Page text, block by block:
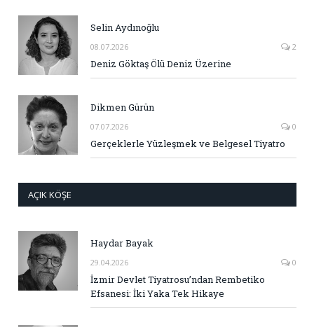
Selin Aydınoğlu
08.07.2026 2
Deniz Göktaş Ölü Deniz Üzerine
Dikmen Gürün
07.07.2026 0
Gerçeklerle Yüzleşmek ve Belgesel Tiyatro
AÇIK KÖŞE
Haydar Bayak
29.04.2026 0
İzmir Devlet Tiyatrosu’ndan Rembetiko
Efsanesi: İki Yaka Tek Hikaye